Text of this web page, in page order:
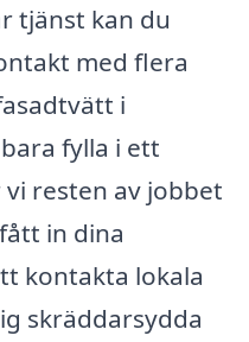
tjänst kan du
med flera
i
fylla i ett
resten av jobbet
in dina
kontakta lokala
skräddarsydda